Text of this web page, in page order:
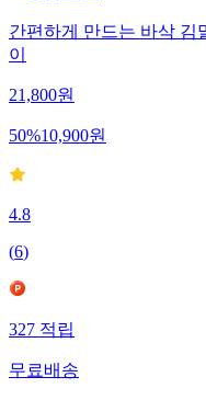
간편하게 만드는 바삭 김
이
21,800원
50%10,900원
4.8
(6)
327적립
무료배송